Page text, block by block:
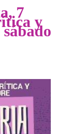
7
y